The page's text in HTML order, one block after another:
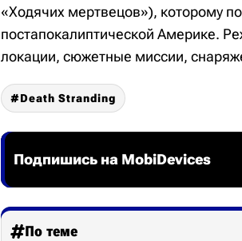
«Ходячих мертвецов»), которому
постапокалиптической Америке.
локации, сюжетные миссии,
Death Stranding
Подпишись на MobiDevices
По теме